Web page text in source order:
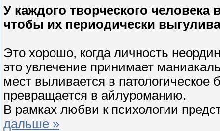
У каждого творческого
чтобы их периодически
Это хорошо, когда личность
это увлечение принимает
мест выливается в патологическое
превращается в айлуроманию.
В рамках любви к психологии
дальше »